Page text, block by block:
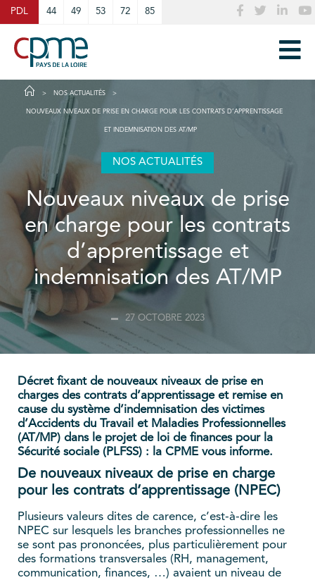
PDL 44 49 53 72 85
NOS ACTUALITÉS
NOUVEAUX NIVEAUX DE PRISE EN CHARGE POUR LES CONTRATS D’APPRENTISSAGE
ET INDEMNISATION DES AT/MP
NOS ACTUALITÉS
Nouveaux niveaux de prise
en charge pour les contrats
d’apprentissage et
indemnisation des AT/MP
27 OCTOBRE 2023
Décret fixant de nouveaux niveaux de prise en
charges des contrats d’apprentissage et remise en
cause du système d’indemnisation des victimes
d’Accidents du Travail et Maladies Professionnelles
(AT/MP) dans le projet de loi de finances pour la
Sécurité sociale (PLFSS) : la CPME vous informe.
De nouveaux niveaux de prise en charge
pour les contrats d’apprentissage (NPEC)
Plusieurs valeurs dites de carence, c’est-à-dire les
NPEC sur lesquels les branches professionnelles ne
se sont pas prononcées, plus particulièrement pour
des formations transversales (RH, management,
communication, finances, …) avaient un niveau de
Cookies management panel